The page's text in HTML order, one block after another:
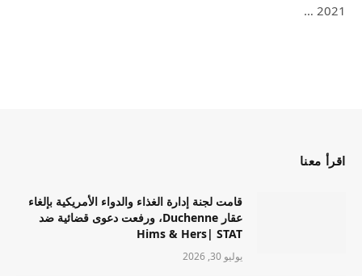
2021 …
اقرأ معنا
قامت لجنة إدارة الغذاء والدواء الأمريكية بإلغاء
عقار Duchenne، ورفعت دعوى قضائية ضد
Hims & Hers| STAT
يوليو 30, 2026